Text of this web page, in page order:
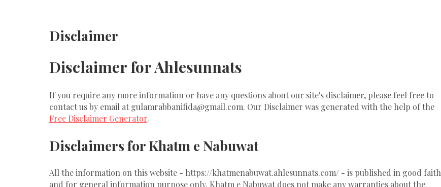
Disclaimer
Disclaimer for Ahlesunnats
If you require any more information or have any questions about our site's disclaimer, please feel free to
contact us by email at gulamrabbanifida@gmail.com. Our Disclaimer was generated with the help of the
Free Disclaimer Generator.
Disclaimers for Khatm e Nabuwat
All the information on this website - https://khatmenabuwat.ahlesunnats.com/ - is published in good faith
and for general information purpose only. Khatm e Nabuwat does not make any warranties about the